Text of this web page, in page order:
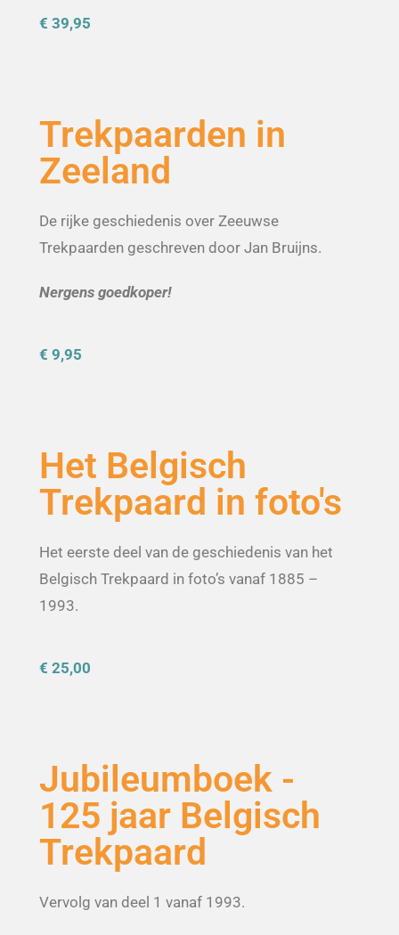
€ 39,95
Trekpaarden in
Zeeland
De rijke geschiedenis over Zeeuwse
Trekpaarden geschreven door Jan Bruijns.
Nergens goedkoper!
€ 9,95
Het Belgisch
Trekpaard in foto's
Het eerste deel van de geschiedenis van het
Belgisch Trekpaard in foto’s vanaf 1885 –
1993.
€ 25,00
Jubileumboek -
125 jaar Belgisch
Trekpaard
Vervolg van deel 1 vanaf 1993.